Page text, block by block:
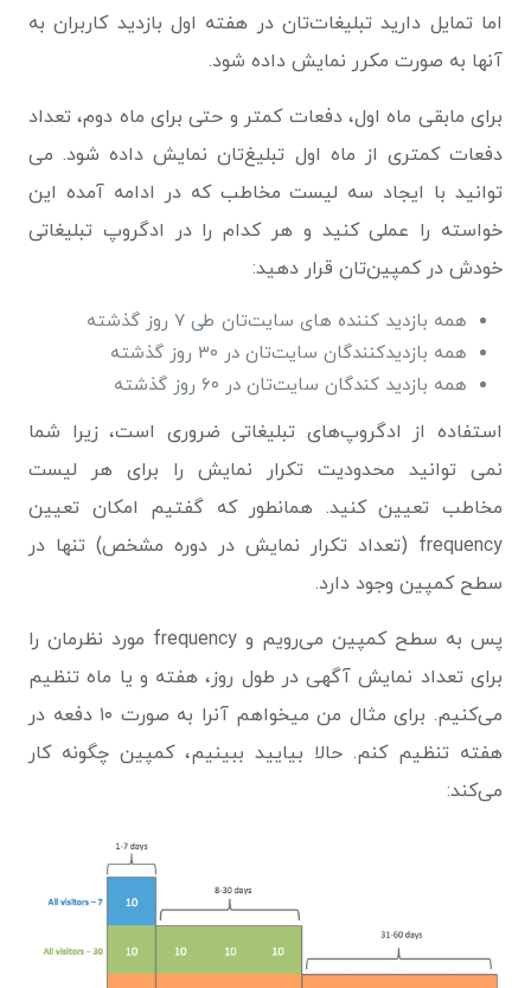
اما تمایل دارید تبلیغات‌تان در هفته اول بازدید کاربران به
آنها به صورت مکرر نمایش داده شود.
برای مابقی ماه اول، دفعات کمتر و حتی برای ماه دوم، تعداد
دفعات کمتری از ماه اول تبلیغ‌تان نمایش داده شود. می
توانید با ایجاد سه لیست مخاطب که در ادامه آمده این
خواسته را عملی کنید و هر کدام را در ادگروپ تبلیغاتی
خودش در کمپین‌تان قرار دهید:
همه بازدید کننده های سایت‌تان طی ۷ روز گذشته
همه بازدیدکنندگان سایت‌تان در ۳۰ روز گذشته
همه بازدید کندگان سایت‌تان در ۶۰ روز گذشته
استفاده از ادگروپ‌های تبلیغاتی ضروری است، زیرا شما
نمی توانید محدودیت تکرار نمایش را برای هر لیست
مخاطب تعیین کنید. همانطور که گفتیم امکان تعیین
frequency (تعداد تکرار نمایش در دوره مشخص) تنها در
سطح کمپین وجود دارد.
پس به سطح کمپین می‌رویم و frequency مورد نظرمان را
برای تعداد نمایش آگهی در طول روز، هفته و یا ماه تنظیم
می‌کنیم. برای مثال من میخواهم آنرا به صورت ۱۰ دفعه در
هفته تنظیم کنم. حالا بیایید ببینیم، کمپین چگونه کار
می‌کند: